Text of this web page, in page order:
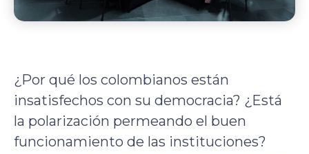
¿Por qué los colombianos están
insatisfechos con su democracia? ¿Está
la polarización permeando el buen
funcionamiento de las instituciones?